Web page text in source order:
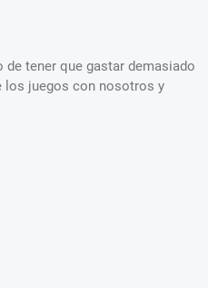
de tener que gastar demasiado
los juegos con nosotros y